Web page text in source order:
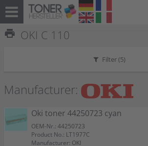
print OKI C 110
Filter (5)
Manufacturer:
Oki toner 44250723 cyan
OEM-Nr.: 44250723
Product No.: LT1977C
Manufacturer: OKI